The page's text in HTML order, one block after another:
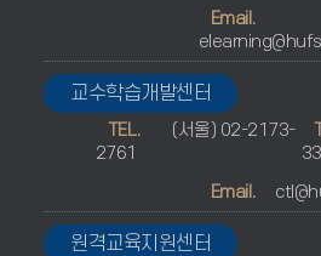
Email.
교수학습개발센터
TEL.
(서울) 02-2173-
2761
Email.
원격교육지원센터